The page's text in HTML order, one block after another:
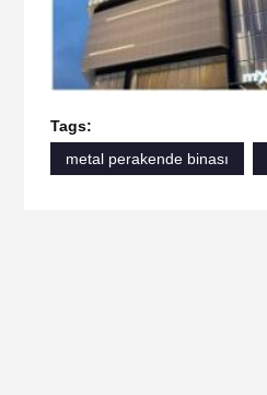
Tags:
metal perakende binası